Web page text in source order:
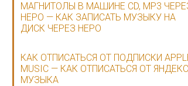
МАГНИТОЛЫ В МАШИНЕ CD, MP3
НЕРО — КАК ЗАПИСАТЬ МУЗЫКУ НА
ДИСК ЧЕРЕЗ НЕРО
КАК ОТПИСАТЬСЯ ОТ ПОДПИСКИ
MUSIC — КАК ОТПИСАТЬСЯ ОТ ЯНДЕКС
МУЗЫКА